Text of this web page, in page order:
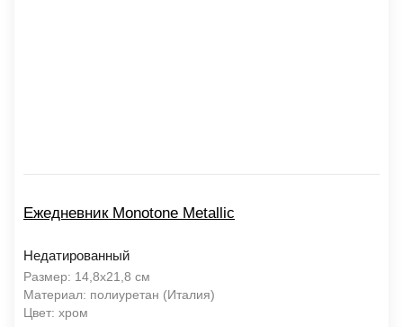
Ежедневник Monotone Metallic
Недатированный
Размер: 14,8х21,8 см
Материал: полиуретан (Италия)
Цвет: хром